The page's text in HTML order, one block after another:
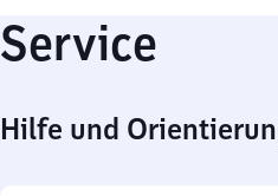
Service
Hilfe und